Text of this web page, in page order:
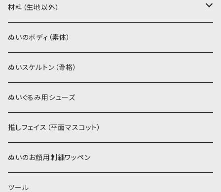
ソフトボア（5mm）
ぬいトリコット
スキンカラー生地
カーリーベルボア
パウダーボア（4mm）
ウィッグボア（8cm）
ソフトボア
スキンカラー系
白系
緑系
ぬいトリコット
スキンカラー系
白系
材料（生地以外）
アイロン接着シート
ステッチカラー
ミニワッペン
リボン
ぬいのボディ（素体）
ぬいスケルトン（骨格）
ぬいぐるみ用シューズ
推しフェイス（平面マスコット）
ぬいのお顔用刺繍ワッペン
ツール